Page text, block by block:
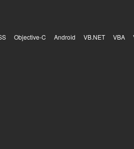
Objective-C Android VB.NET VBA